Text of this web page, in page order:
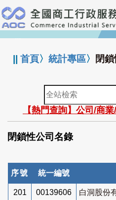
跳
到
主
要
:::
||首頁〉統計專區〉 閉
全
站
檢
索
【熱門查詢】公司/商
閉鎖性公司名錄
序號 統一編號
201 00139606 白洞股份